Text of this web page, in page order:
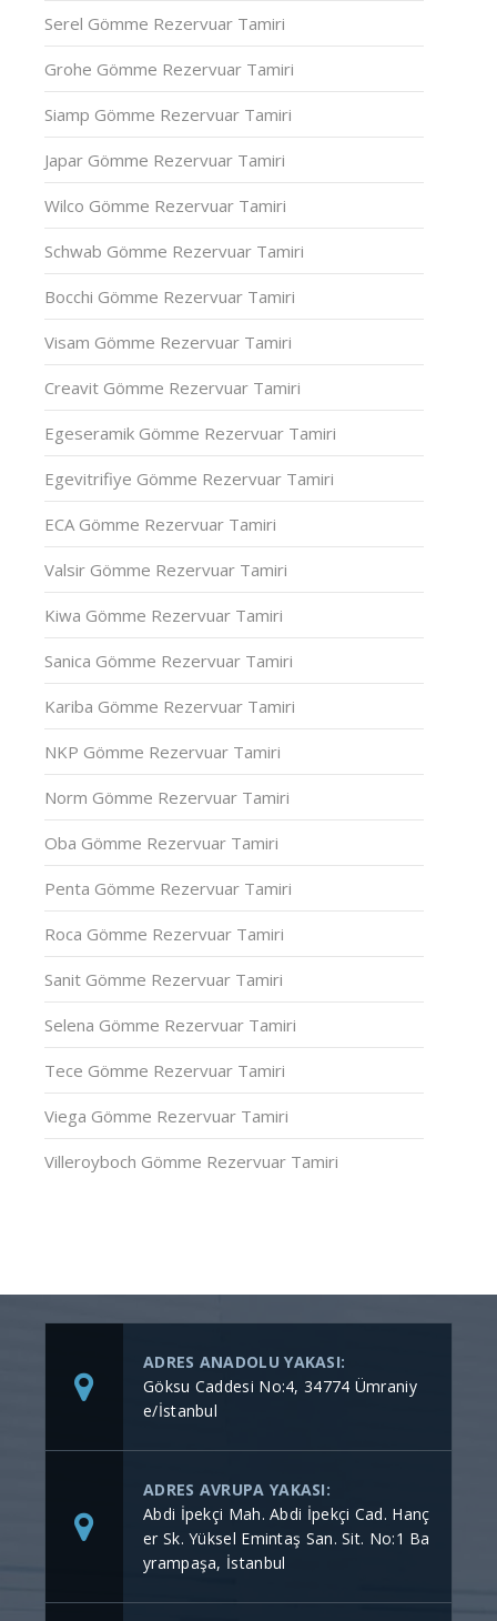
Serel Gömme Rezervuar Tamiri
Grohe Gömme Rezervuar Tamiri
Siamp Gömme Rezervuar Tamiri
Japar Gömme Rezervuar Tamiri
Wilco Gömme Rezervuar Tamiri
Schwab Gömme Rezervuar Tamiri
Bocchi Gömme Rezervuar Tamiri
Visam Gömme Rezervuar Tamiri
Creavit Gömme Rezervuar Tamiri
Egeseramik Gömme Rezervuar Tamiri
Egevitrifiye Gömme Rezervuar Tamiri
ECA Gömme Rezervuar Tamiri
Valsir Gömme Rezervuar Tamiri
Kiwa Gömme Rezervuar Tamiri
Sanica Gömme Rezervuar Tamiri
Kariba Gömme Rezervuar Tamiri
NKP Gömme Rezervuar Tamiri
Norm Gömme Rezervuar Tamiri
Oba Gömme Rezervuar Tamiri
Penta Gömme Rezervuar Tamiri
Roca Gömme Rezervuar Tamiri
Sanit Gömme Rezervuar Tamiri
Selena Gömme Rezervuar Tamiri
Tece Gömme Rezervuar Tamiri
Viega Gömme Rezervuar Tamiri
Villeroyboch Gömme Rezervuar Tamiri
ADRES ANADOLU YAKASI:
Göksu Caddesi No:4, 34774 Ümraniy
e/İstanbul
ADRES AVRUPA YAKASI:
Abdi İpekçi Mah. Abdi İpekçi Cad. Hanç
er Sk. Yüksel Emintaş San. Sit. No:1 Ba
yrampaşa, İstanbul